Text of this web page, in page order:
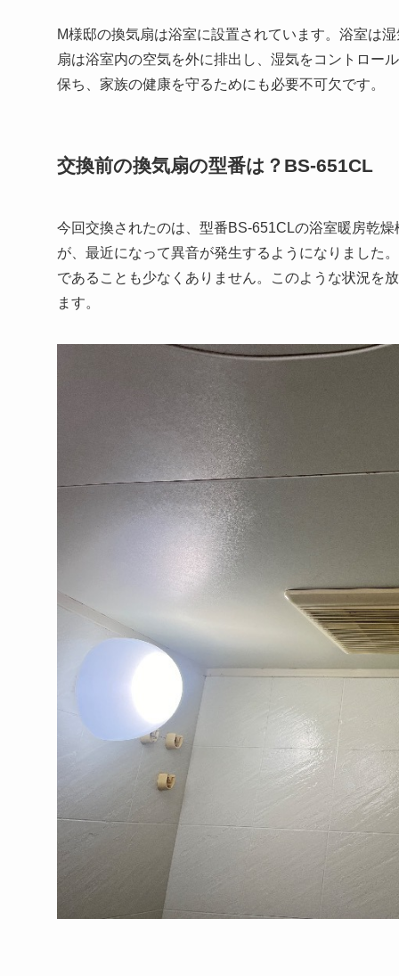
M様邸の換気扇は浴室に設置されています。浴室は
扇は浴室内の空気を外に排出し、湿気をコントロー
保ち、家族の健康を守るためにも必要不可欠です。
交換前の換気扇の型番は？BS-651CL
今回交換されたのは、型番BS-651CLの浴室暖房乾
が、最近になって異音が発生するようになりました
であることも少なくありません。このような状況を
ます。